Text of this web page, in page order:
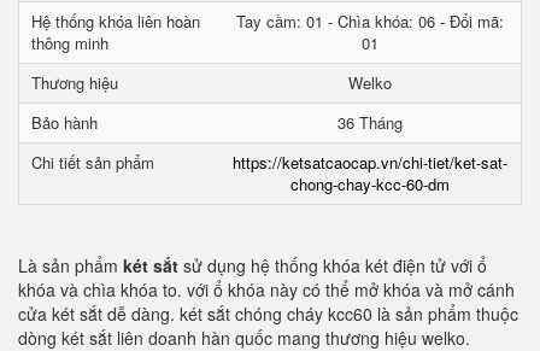
Hệ thống khóa liên hoàn
thông minh
Tay cầm: 01 - Chìa khóa: 06 - Đổi mã:
01
Thương hiệu
Welko
Bảo hành
36 Tháng
Chi tiết sản phẩm
https://ketsatcaocap.vn/chi-tiet/ket-sat-
chong-chay-kcc-60-dm
Là sản phẩm két sắt sử dụng hệ thống khóa két điện tử với ổ
khóa và chìa khóa to. với ổ khóa này có thể mở khóa và mở cánh
cửa két sắt dễ dàng. két sắt chóng cháy kcc60 là sản phẩm thuộc
dòng két sắt liên doanh hàn quốc mang thương hiệu welko.